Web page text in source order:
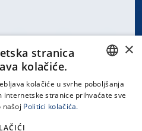
CROATIAN
×
stranica
kolačiće.
kolačiće u svrhe poboljšanja
internetske stranice prihvaćate sve
našoj Politici kolačića.